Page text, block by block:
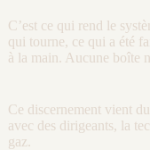
C’est ce qui rend le
qui tourne, ce qui a été
à la main. Aucune boîte
Ce discernement vient
avec des dirigeants, la
gaz.